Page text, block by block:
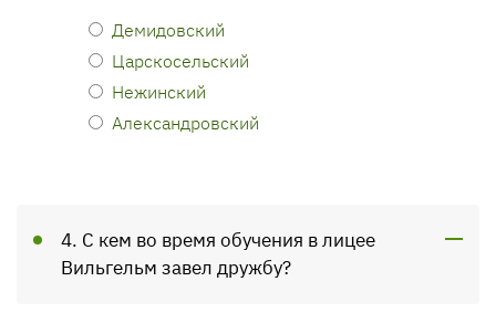
Демидовский
Царскосельский
Нежинский
Александровский
4. С кем во время обучения в лицее
Вильгельм завел дружбу?